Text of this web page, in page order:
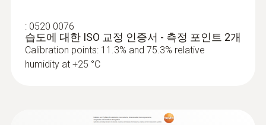
: 0520 0076
습도에 대한 ISO 교정 인증서 - 측정 포인트 2개
Calibration points: 11.3% and 75.3% relative
humidity at +25 °C